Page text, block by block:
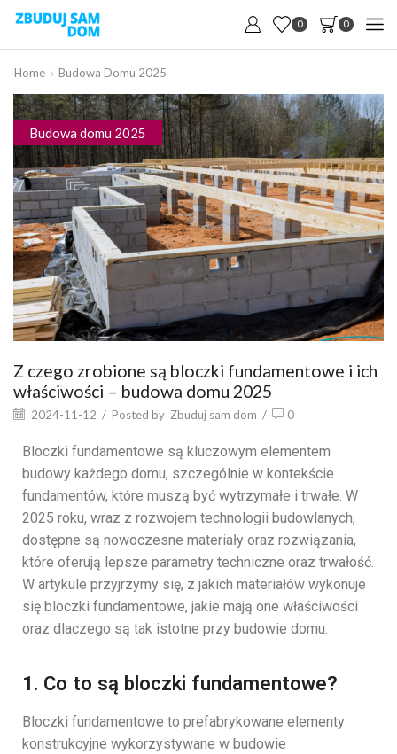
0 0
Home Budowa Domu 2025
Budowa domu 2025
Z czego zrobione są bloczki fundamentowe i ich
właściwości – budowa domu 2025
2024-11-12 / Posted by Zbuduj sam dom / 0
Bloczki fundamentowe są kluczowym elementem
budowy każdego domu, szczególnie w kontekście
fundamentów, które muszą być wytrzymałe i trwałe. W
2025 roku, wraz z rozwojem technologii budowlanych,
dostępne są nowoczesne materiały oraz rozwiązania,
które oferują lepsze parametry techniczne oraz trwałość.
W artykule przyjrzymy się, z jakich materiałów wykonuje
się bloczki fundamentowe, jakie mają one właściwości
oraz dlaczego są tak istotne przy budowie domu.
1. Co to są bloczki fundamentowe?
Bloczki fundamentowe to prefabrykowane elementy
konstrukcyjne wykorzystywane w budowie